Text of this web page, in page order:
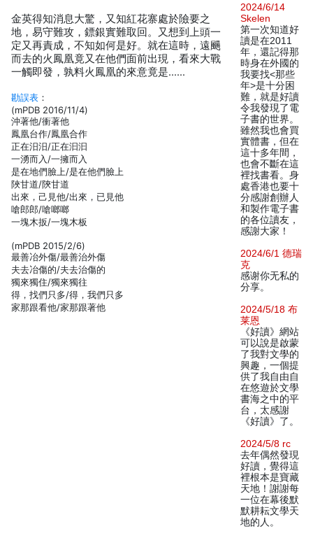
金英得知消息大驚，又知紅花寨處於險要之
地，易守難攻，鏢銀實難取回。又想到上頭一
定又再責成，不知如何是好。就在這時，遠颺
而去的火鳳凰竟又在他們面前出現，看來大戰
一觸即發，孰料火鳳凰的來意竟是……
勘誤表 ：
(mPDB 2016/11/4)
沖著他/衝著他
鳳凰台作/鳳凰合作
正在汨汨/正在汩汩
一湧而入/一擁而入
是在地們臉上/是在他們臉上
陜甘道/陝甘道
出來，己見他/出來，已見他
嗆郎郎/嗆啷啷
一塊木扳/一塊木板
(mPDB 2015/2/6)
最善冶外傷/最善治外傷
夫去冶傷的/夫去治傷的
獨來獨住/獨來獨往
得，找們只多/得，我們只多
家那跟看他/家那跟著他
2024/6/14
Skelen
第一次知道好
讀是在2011
年，還記得那
時身在外國的
我要找<那些
年>是十分困
難，就是好讀
令我發現了電
子書的世界。
雖然我也會買
實體書，但在
這十多年間，
也會不斷在這
裡找書看。身
處香港也要十
分感謝創辦人
和製作電子書
的各位讀友，
感謝大家！
2024/6/1 德瑞
克
感谢你无私的
分享。
2024/5/18 布
莱恩
《好讀》網站
可以說是啟蒙
了我對文學的
興趣，一個提
供了我自由自
在悠遊於文學
書海之中的平
台，太感謝
《好讀》了。
2024/5/8 rc
去年偶然發現
好讀，覺得這
裡根本是寶藏
天地！謝謝每
一位在幕後默
默耕耘文學天
地的人。